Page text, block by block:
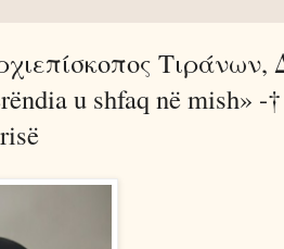
Tιράνων,
u shfaq në mish» -†